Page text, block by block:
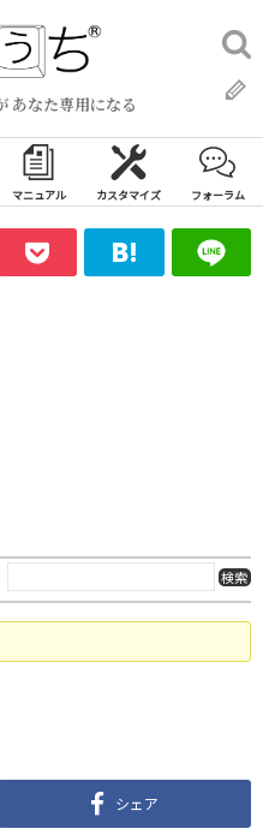
あなた専用になる
検
索:
マニュアル カスタマイズ フォーラム
シェア